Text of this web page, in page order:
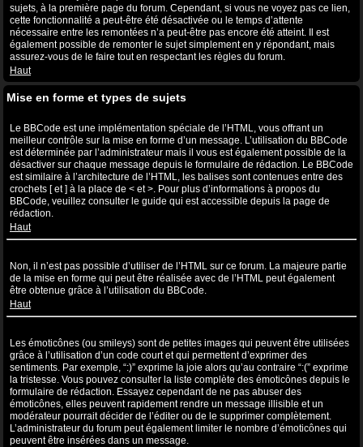
sujets, à la première page du forum. Cependant, si vous ne voyez pas ce lien,
cette fonctionnalité a peut-être été désactivée ou le temps d’attente
nécessaire entre les remontées n’a peut-être pas encore été atteint. Il est
également possible de remonter le sujet simplement en y répondant, mais
assurez-vous de le faire tout en respectant les règles du forum.
Haut
Mise en forme et types de sujets
Le BBCode est une implémentation spéciale de l’HTML, vous offrant un
meilleur contrôle sur la mise en forme d’un message. L’utilisation du BBCode
est déterminée par l’administrateur mais il vous est également possible de la
désactiver sur chaque message depuis le formulaire de rédaction. Le BBCode
est similaire à l’architecture de l’HTML, les balises sont contenues entre des
crochets [ et ] à la place de < et >. Pour plus d’informations à propos du
BBCode, veuillez consulter le guide qui est accessible depuis la page de
rédaction.
Haut
Non, il n’est pas possible d’utiliser de l’HTML sur ce forum. La majeure partie
de la mise en forme qui peut être réalisée avec de l’HTML peut également
être obtenue grâce à l’utilisation du BBCode.
Haut
Les émoticônes (ou smileys) sont de petites images qui peuvent être utilisées
grâce à l’utilisation d’un code court et qui permettent d’exprimer des
sentiments. Par exemple, “:)” exprime la joie alors qu’au contraire “:(” exprime
la tristesse. Vous pouvez consulter la liste complète des émoticônes depuis le
formulaire de rédaction. Essayez cependant de ne pas abuser des
émoticônes, elles peuvent rapidement rendre un message illisible et un
modérateur pourrait décider de l’éditer ou de le supprimer complètement.
L’administrateur du forum peut également limiter le nombre d’émoticônes qui
peuvent être insérées dans un message.